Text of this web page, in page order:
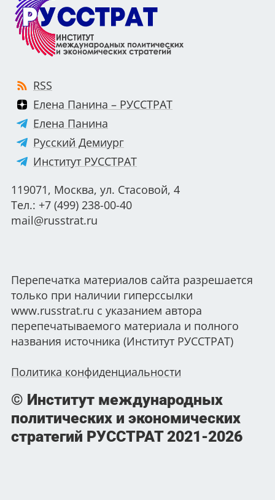
RSS
Елена Панина – РУССТРАТ
Елена Панина
Русский Демиург
Институт РУССТРАТ
119071, Москва, ул. Стасовой, 4
Тел.: +7 (499) 238-00-40
mail@russtrat.ru
Перепечатка материалов сайта разрешается
только при наличии гиперссылки
www.russtrat.ru с указанием автора
перепечатываемого материала и полного
названия источника (Институт РУССТРАТ)
Политика конфиденциальности
© Институт международных
политических и экономических
стратегий РУССТРАТ2021-2026